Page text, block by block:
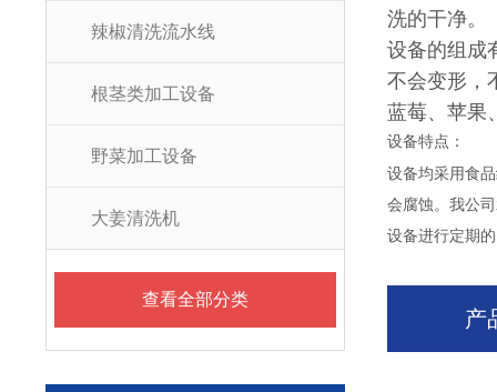
辣椒清洗流水线
根茎类加工设备
野菜加工设备
大姜清洗机
查看全部分类
洗的干净。
设备的组成
不会变形，
蓝莓、苹果
设备特点：
设备均采用食
会腐蚀。我公
设备进行定期
产